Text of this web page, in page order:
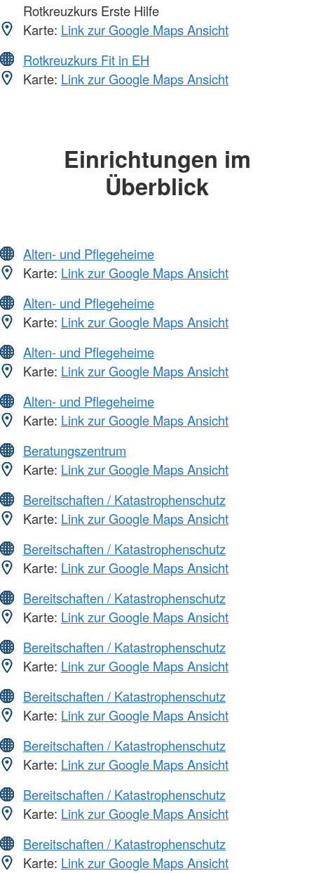
Rotkreuzkurs Erste Hilfe
Karte: Link zur Google Maps Ansicht
Rotkreuzkurs Fit in EH
Karte: Link zur Google Maps Ansicht
Einrichtungen im
Überblick
Alten- und Pflegeheime
Karte: Link zur Google Maps Ansicht
Alten- und Pflegeheime
Karte: Link zur Google Maps Ansicht
Alten- und Pflegeheime
Karte: Link zur Google Maps Ansicht
Alten- und Pflegeheime
Karte: Link zur Google Maps Ansicht
Beratungszentrum
Karte: Link zur Google Maps Ansicht
Bereitschaften / Katastrophenschutz
Karte: Link zur Google Maps Ansicht
Bereitschaften / Katastrophenschutz
Karte: Link zur Google Maps Ansicht
Bereitschaften / Katastrophenschutz
Karte: Link zur Google Maps Ansicht
Bereitschaften / Katastrophenschutz
Karte: Link zur Google Maps Ansicht
Bereitschaften / Katastrophenschutz
Karte: Link zur Google Maps Ansicht
Bereitschaften / Katastrophenschutz
Karte: Link zur Google Maps Ansicht
Bereitschaften / Katastrophenschutz
Karte: Link zur Google Maps Ansicht
Bereitschaften / Katastrophenschutz
Karte: Link zur Google Maps Ansicht